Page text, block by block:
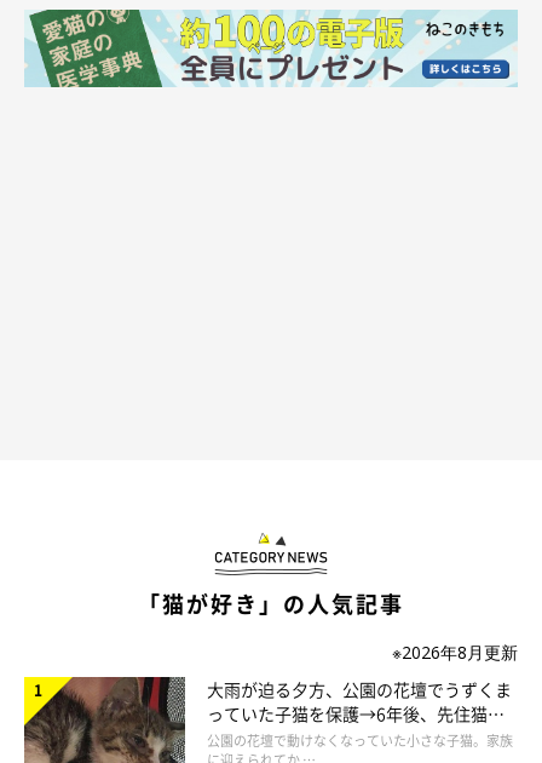
「猫が好き」の人気記事
※2026年8月更新
大雨が迫る夕方、公園の花壇でうずくま
っていた子猫を保護→6年後、先住猫
と“姉妹”のような関係に
公園の花壇で動けなくなっていた小さな子猫。家族